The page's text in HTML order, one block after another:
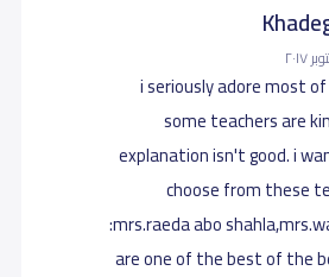
i seriously adore most
some teachers are
explanation isn't good. i
choose from these
:mrs.raeda abo
are one of the best of the